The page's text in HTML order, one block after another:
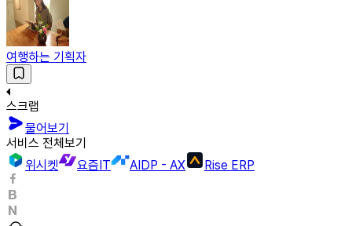
여행하는 기획자
스크랩
물어보기
서비스 전체보기
위시켓
요즘IT AIDP - AX Rise ERP